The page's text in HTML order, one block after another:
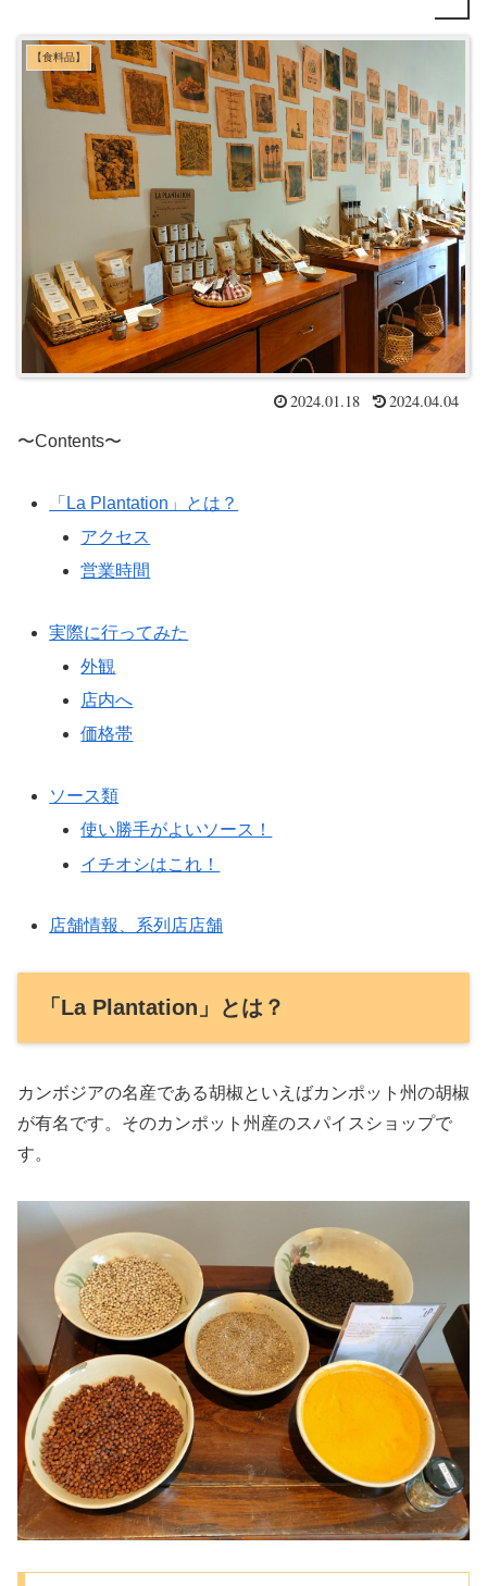
【食料品】
2024.01.18 2024.04.04
〜Contents〜
「La Plantation」とは？
アクセス
営業時間
実際に行ってみた
外観
店内へ
価格帯
ソース類
使い勝手がよいソース！
イチオシはこれ！
店舗情報、系列店店舗
「La Plantation」とは？
カンボジアの名産である胡椒といえばカンポット州の胡椒
が有名です。そのカンポット州産のスパイスショップで
す。